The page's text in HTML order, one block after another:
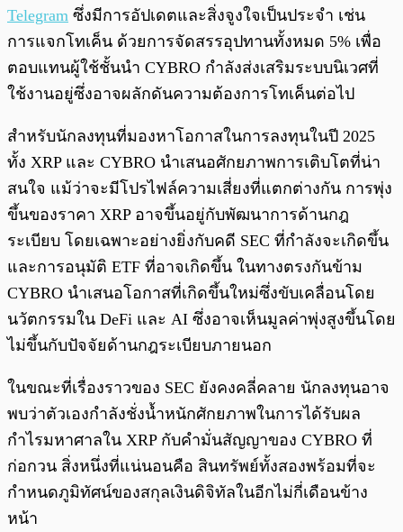
Telegram ซึ่งมีการอัปเดตและสิ่งจูงใจเป็นประจำ เช่น
การแจกโทเค็น ด้วยการจัดสรรอุปทานทั้งหมด 5% เพื่อ
ตอบแทนผู้ใช้ชั้นนำ CYBRO กำลังส่งเสริมระบบนิเวศที่
ใช้งานอยู่ซึ่งอาจผลักดันความต้องการโทเค็นต่อไป
สำหรับนักลงทุนที่มองหาโอกาสในการลงทุนในปี 2025
ทั้ง XRP และ CYBRO นำเสนอศักยภาพการเติบโตที่น่า
สนใจ แม้ว่าจะมีโปรไฟล์ความเสี่ยงที่แตกต่างกัน การพุ่ง
ขึ้นของราคา XRP อาจขึ้นอยู่กับพัฒนาการด้านกฎ
ระเบียบ โดยเฉพาะอย่างยิ่งกับคดี SEC ที่กำลังจะเกิดขึ้น
และการอนุมัติ ETF ที่อาจเกิดขึ้น ในทางตรงกันข้าม
CYBRO นำเสนอโอกาสที่เกิดขึ้นใหม่ซึ่งขับเคลื่อนโดย
นวัตกรรมใน DeFi และ AI ซึ่งอาจเห็นมูลค่าพุ่งสูงขึ้นโดย
ไม่ขึ้นกับปัจจัยด้านกฎระเบียบภายนอก
ในขณะที่เรื่องราวของ SEC ยังคงคลี่คลาย นักลงทุนอาจ
พบว่าตัวเองกำลังชั่งน้ำหนักศักยภาพในการได้รับผล
กำไรมหาศาลใน XRP กับคำมั่นสัญญาของ CYBRO ที่
ก่อกวน สิ่งหนึ่งที่แน่นอนคือ สินทรัพย์ทั้งสองพร้อมที่จะ
กำหนดภูมิทัศน์ของสกุลเงินดิจิทัลในอีกไม่กี่เดือนข้าง
หน้า